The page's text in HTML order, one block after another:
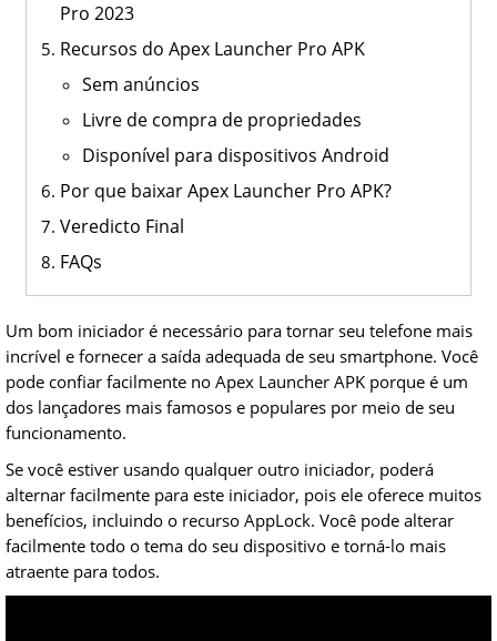
Pro 2023
Recursos do Apex Launcher Pro APK
Sem anúncios
Livre de compra de propriedades
Disponível para dispositivos Android
Por que baixar Apex Launcher Pro APK?
Veredicto Final
FAQs
Um bom iniciador é necessário para tornar seu telefone mais
incrível e fornecer a saída adequada de seu smartphone. Você
pode confiar facilmente no Apex Launcher APK porque é um
dos lançadores mais famosos e populares por meio de seu
funcionamento.
Se você estiver usando qualquer outro iniciador, poderá
alternar facilmente para este iniciador, pois ele oferece muitos
benefícios, incluindo o recurso AppLock. Você pode alterar
facilmente todo o tema do seu dispositivo e torná-lo mais
atraente para todos.